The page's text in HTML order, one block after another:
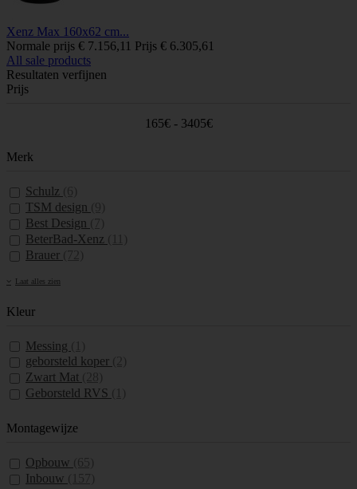
Xenz Max 160x62 cm...
Normale prijs € 7.156,11 Prijs € 6.305,61
All sale products
Resultaten verfijnen
Prijs
165€ - 3405€
Merk
Schulz
TSM design
Best Design
BeterBad-Xenz
Brauer
Laat alles zien
Kleur
Messing
geborsteld koper
Zwart Mat
Geborsteld RVS
Montagewijze
Opbouw
Inbouw